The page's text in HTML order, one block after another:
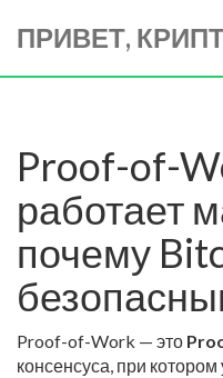
ПРИВЕТ,
Proof-of-
работает
почему
Proof-of-Work — это
консенсуса, при